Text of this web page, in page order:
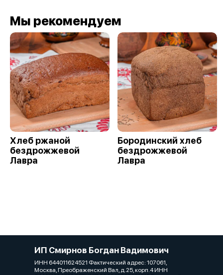
Мы рекомендуем
Хлеб ржаной
бездрожжевой
Лавра
Бородинский хлеб
бездрожжевой
Лавра
ИП Смирнов Богдан Вадимович
ИНН 644011624521 Фактический адрес: 107061,
Москва, Преображенский Вал, д.25, корп.4 ИНН